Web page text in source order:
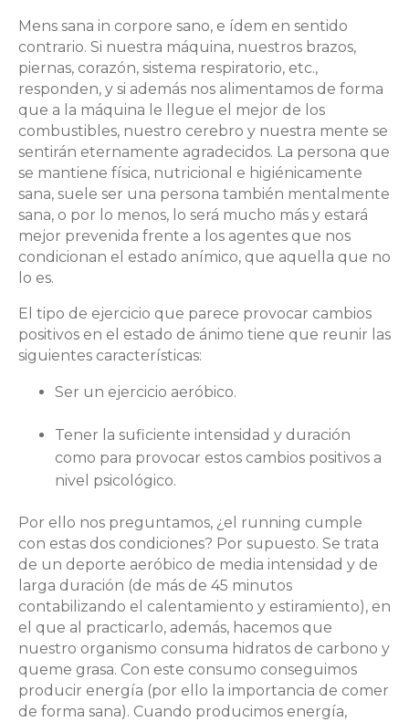
Mens sana in corpore sano, e ídem en sentido
contrario. Si nuestra máquina, nuestros brazos,
piernas, corazón, sistema respiratorio, etc.,
responden, y si además nos alimentamos de forma
que a la máquina le llegue el mejor de los
combustibles, nuestro cerebro y nuestra mente se
sentirán eternamente agradecidos. La persona que
se mantiene física, nutricional e higiénicamente
sana, suele ser una persona también mentalmente
sana, o por lo menos, lo será mucho más y estará
mejor prevenida frente a los agentes que nos
condicionan el estado anímico, que aquella que no
lo es.
El tipo de ejercicio que parece provocar cambios
positivos en el estado de ánimo tiene que reunir las
siguientes características:
Ser un ejercicio aeróbico.
Tener la suficiente intensidad y duración
como para provocar estos cambios positivos a
nivel psicológico.
Por ello nos preguntamos, ¿el running cumple
con estas dos condiciones? Por supuesto. Se trata
de un deporte aeróbico de media intensidad y de
larga duración (de más de 45 minutos
contabilizando el calentamiento y estiramiento), en
el que al practicarlo, además, hacemos que
nuestro organismo consuma hidratos de carbono y
queme grasa. Con este consumo conseguimos
producir energía (por ello la importancia de comer
de forma sana). Cuando producimos energía,